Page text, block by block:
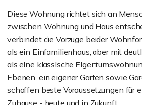
Diese Wohnung richtet sich an
zwischen Wohnung und Haus
verbindet die Vorzüge beider
als ein Einfamilienhaus, aber mit
als eine klassische
Ebenen, ein eigener Garten sowie
schaffen beste Voraussetzungen für
Zuhause - heute und in Zukunft.